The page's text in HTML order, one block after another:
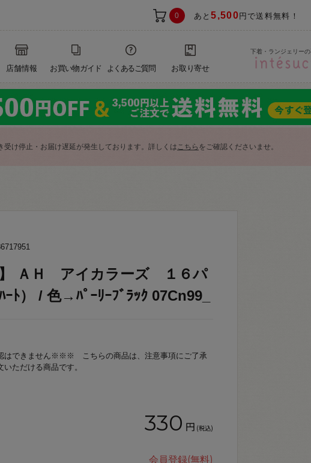
0 あと5,500 円で送料無料！
店舗情報 お買い物ガイド よくあるご質問 お取り寄せ
下着・ランジェリー
け停止・お届け遅延が発生しております。詳しくはこちら をご確認くださいませ。
】 ＡＨ アイカラーズ １６パ
ｰﾄ） / 色→ﾊﾟｰﾘｰﾌﾞﾗｯｸ 07Cn99_
できません※※※ こちらの商品は、注意事項にご了承
ただける商品です。
330 円 (税込)
会員登録(無料)